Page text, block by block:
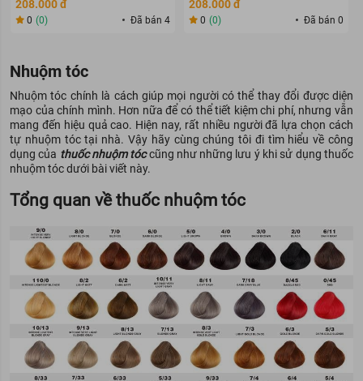
208.000 đ
0 (0) Đã bán 4
208.000 đ
0 (0) Đã bán 0
Nhuộm tóc
Nhuộm tóc chính là cách giúp mọi người có thể thay đổi được diện
mạo của chính mình. Hơn nữa để có thể tiết kiệm chi phí, nhưng vẫn
mang đến hiệu quả cao. Hiện nay, rất nhiều người đã lựa chọn cách
tự nhuộm tóc tại nhà. Vậy hãy cùng chúng tôi đi tìm hiểu về công
dụng của thuốc nhuộm tóc cũng như những lưu ý khi sử dụng thuốc
nhuộm tóc dưới bài viết này.
Tổng quan về thuốc nhuộm tóc